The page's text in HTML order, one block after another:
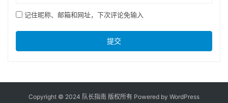
记住昵称、邮箱和网址，下次评论免输入
提交
Copyright © 2024 队长指南 版权所有 Powered by WordPress